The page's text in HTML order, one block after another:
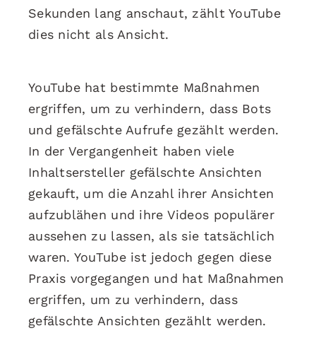
Sekunden lang anschaut, zählt YouTube
dies nicht als Ansicht.
YouTube hat bestimmte Maßnahmen
ergriffen, um zu verhindern, dass Bots
und gefälschte Aufrufe gezählt werden.
In der Vergangenheit haben viele
Inhaltsersteller gefälschte Ansichten
gekauft, um die Anzahl ihrer Ansichten
aufzublähen und ihre Videos populärer
aussehen zu lassen, als sie tatsächlich
waren. YouTube ist jedoch gegen diese
Praxis vorgegangen und hat Maßnahmen
ergriffen, um zu verhindern, dass
gefälschte Ansichten gezählt werden.